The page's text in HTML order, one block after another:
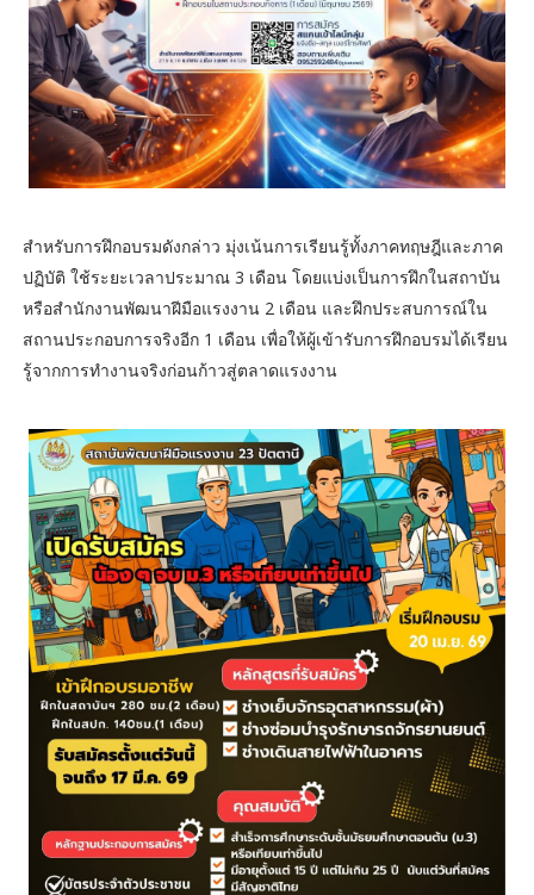
สำหรับการฝึกอบรมดังกล่าว มุ่งเน้นการเรียนรู้ทั้งภาคทฤษฎีและภาค
ปฏิบัติ ใช้ระยะเวลาประมาณ 3 เดือน โดยแบ่งเป็นการฝึกในสถาบัน
หรือสำนักงานพัฒนาฝีมือแรงงาน 2 เดือน และฝึกประสบการณ์ใน
สถานประกอบการจริงอีก 1 เดือน เพื่อให้ผู้เข้ารับการฝึกอบรมได้เรียน
รู้จากการทำงานจริงก่อนก้าวสู่ตลาดแรงงาน